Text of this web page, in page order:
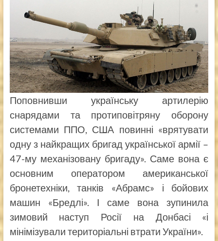
Поповнивши українську артилерію
снарядами та протиповітряну оборону
системами ППО, США повинні «врятувати
одну з найкращих бригад української армії –
47-му механізовану бригаду». Саме вона є
основним оператором американської
бронетехніки, танків «Абрамс» і бойових
машин «Бредлі». І саме вона зупинила
зимовий наступ Росії на Донбасі «і
мінімізували територіальні втрати України».